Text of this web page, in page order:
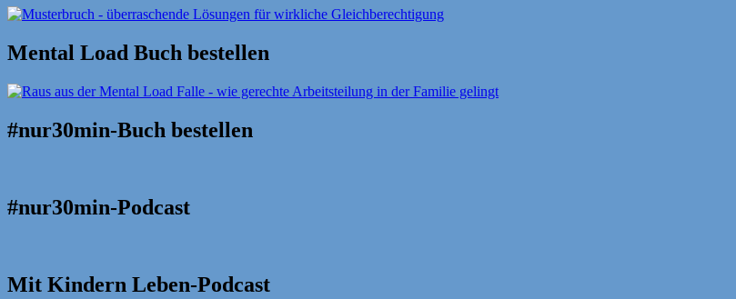
Mental Load Buch bestellen
#nur30min-Buch bestellen
#nur30min-Podcast
Mit Kindern Leben-Podcast